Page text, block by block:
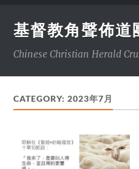
基督教角聲佈道
Chinese Christian Herald
CATEGORY:2023年7月